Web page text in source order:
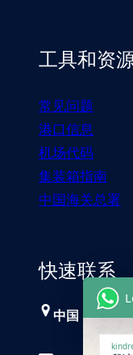
工具和资
常见问题
港口信息
机场代码
集装箱指南
中国海关总署
快速联系
中国，广州